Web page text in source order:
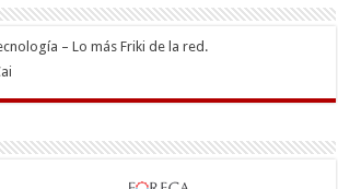
– Lo más Friki de la red.